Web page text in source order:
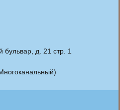
бульвар, д. 21 стр. 1